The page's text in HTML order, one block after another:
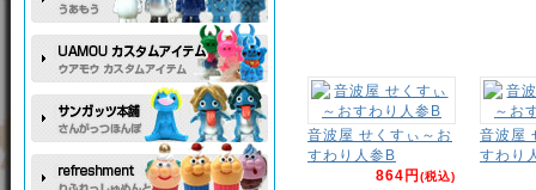
音波屋 せくすぃ～お
すわり人参B
864円(税込)
音波屋
すわり